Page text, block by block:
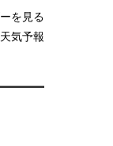
を見る
気予報